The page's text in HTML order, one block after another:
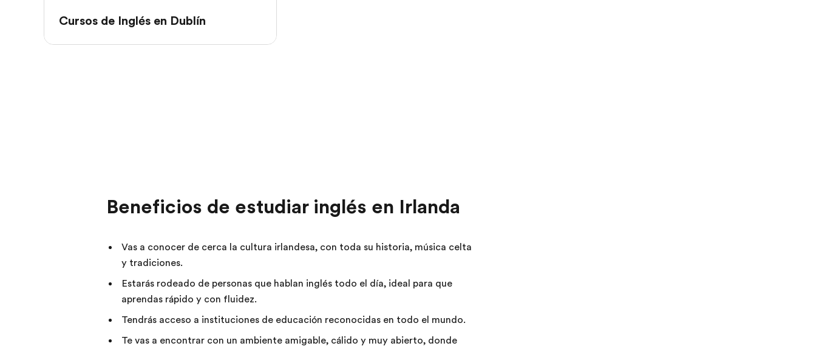
Cursos de Inglés en Dublín
Beneficios de estudiar inglés en Irlanda
Vas a conocer de cerca la cultura irlandesa, con toda su historia, música celta
y tradiciones.
Estarás rodeado de personas que hablan inglés todo el día, ideal para que
aprendas rápido y con fluidez.
Tendrás acceso a instituciones de educación reconocidas en todo el mundo.
Te vas a encontrar con un ambiente amigable, cálido y muy abierto, donde